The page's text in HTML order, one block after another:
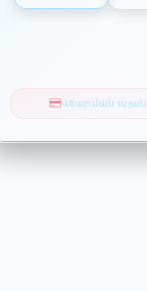
Վճարման պլան